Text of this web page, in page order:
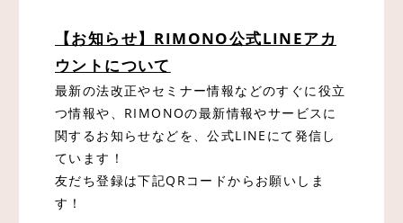
【お知らせ】RIMONO公式LINEアカ
ウントについて
最新の法改正やセミナー情報などのすぐに役立
つ情報や、RIMONOの最新情報やサービスに
関するお知らせなどを、公式LINEにて発信し
ています！
友だち登録は下記QRコードからお願いしま
す！